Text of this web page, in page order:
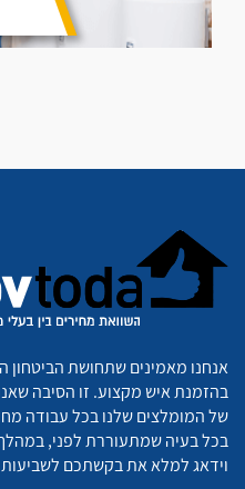
אנחנו מאמינים שתחושת הביטחון
בהזמנת איש מקצוע. זו הסיבה
של המומלצים שלנו בכל עבודה
בכל בעיה שמתעוררת לפני,
וידאג למלא את בקשתכם